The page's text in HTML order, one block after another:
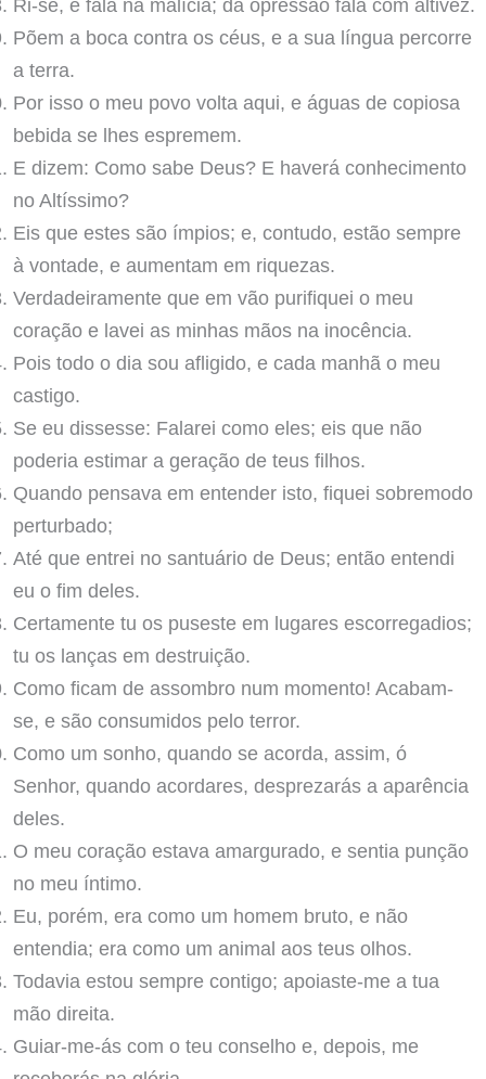
Põem a boca contra os céus, e a sua língua percorre
a terra.
Por isso o meu povo volta aqui, e águas de copiosa
bebida se lhes espremem.
E dizem: Como sabe Deus? E haverá conhecimento
no Altíssimo?
Eis que estes são ímpios; e, contudo, estão sempre
à vontade, e aumentam em riquezas.
Verdadeiramente que em vão purifiquei o meu
coração e lavei as minhas mãos na inocência.
Pois todo o dia sou afligido, e cada manhã o meu
castigo.
Se eu dissesse: Falarei como eles; eis que não
poderia estimar a geração de teus filhos.
Quando pensava em entender isto, fiquei sobremodo
perturbado;
Até que entrei no santuário de Deus; então entendi
eu o fim deles.
Certamente tu os puseste em lugares escorregadios;
tu os lanças em destruição.
Como ficam de assombro num momento! Acabam-
se, e são consumidos pelo terror.
Como um sonho, quando se acorda, assim, ó
Senhor, quando acordares, desprezarás a aparência
deles.
O meu coração estava amargurado, e sentia punção
no meu íntimo.
Eu, porém, era como um homem bruto, e não
entendia; era como um animal aos teus olhos.
Todavia estou sempre contigo; apoiaste-me a tua
mão direita.
Guiar-me-ás com o teu conselho e, depois, me